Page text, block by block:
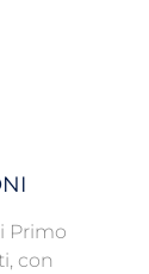
Primo
con